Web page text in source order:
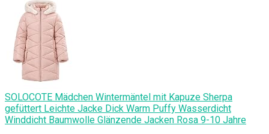
SOLOCOTE Mädchen Wintermäntel mit Kapuze Sherpa
gefüttert Leichte Jacke Dick Warm Puffy Wasserdicht
Winddicht Baumwolle Glänzende Jacken Rosa 9-10 Jahre